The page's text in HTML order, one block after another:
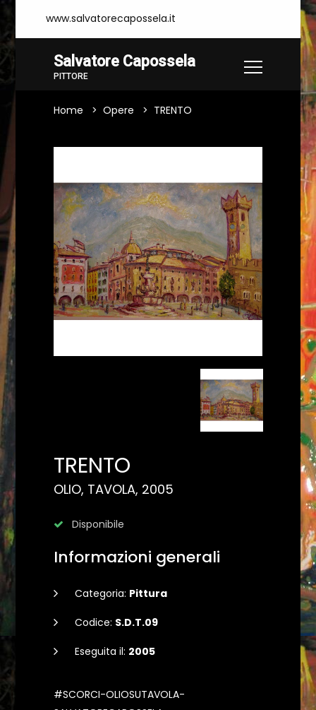
www.salvatorecapossela.it
Salvatore Capossela
PITTORE
Home Opere TRENTO
TRENTO
OLIO, TAVOLA, 2005
Disponibile
Informazioni generali
Categoria: Pittura
Codice: S.D.T.09
Eseguita il: 2005
#SCORCI-OLIOSUTAVOLA-